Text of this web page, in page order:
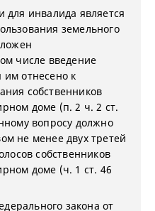
для инвалида является
земельного
числе введение
им отнесено к
собственников
доме (п. 2 ч. 2 ст.
вопросу должно
не менее двух третей
собственников
доме (ч. 1 ст. 46
закона от